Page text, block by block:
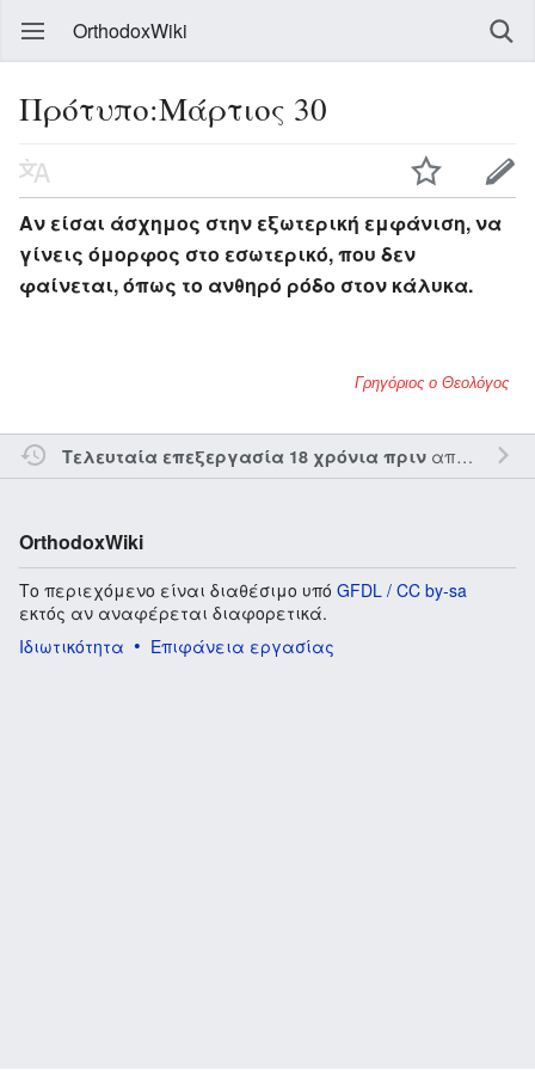
OrthodoxWiki
Πρότυπο:Μάρτιος 30
Αν είσαι άσχημος στην εξωτερική εμφάνιση, να
γίνεις όμορφος στο εσωτερικό, που δεν
φαίνεται, όπως το ανθηρό ρόδο στον κάλυκα.
Γρηγόριος ο Θεολόγος
Τελευταία επεξεργασία 18 χρόνια πριναπό τον την
OrthodoxWiki
Το περιεχόμενο είναι διαθέσιμο υπό GFDL / CC by-sa
εκτός αν αναφέρεται διαφορετικά.
Ιδιωτικότητα
Επιφάνεια εργασίας